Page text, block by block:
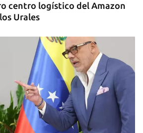
centro logístico del Amazon
Urales